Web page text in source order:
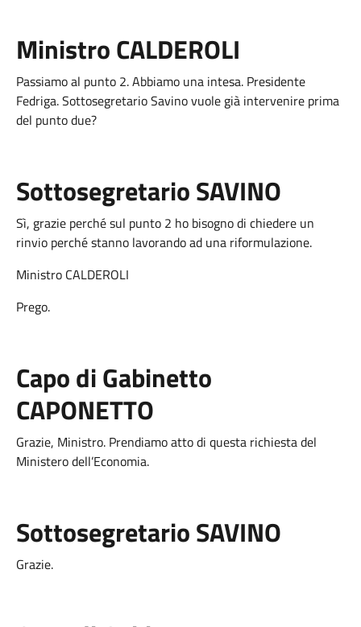
Ministro CALDEROLI
Passiamo al punto 2. Abbiamo una intesa. Presidente
Fedriga. Sottosegretario Savino vuole già intervenire prima
del punto due?
Sottosegretario SAVINO
Sì, grazie perché sul punto 2 ho bisogno di chiedere un
rinvio perché stanno lavorando ad una riformulazione.
Ministro CALDEROLI
Prego.
Capo di Gabinetto
CAPONETTO
Grazie, Ministro. Prendiamo atto di questa richiesta del
Ministero dell’Economia.
Sottosegretario SAVINO
Grazie.